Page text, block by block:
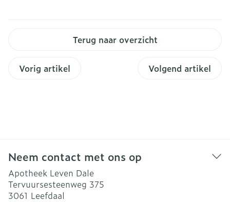
Terug naar overzicht
Vorig artikel Volgend artikel
Neem contact met ons op
Apotheek Leven Dale
Tervuursesteenweg 375
3061 Leefdaal